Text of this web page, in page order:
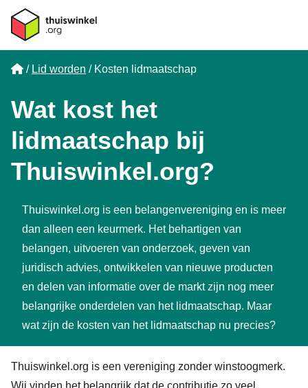
Home
Lid worden Kosten lidmaatschap
Wat kost het
lidmaatschap bij
Thuiswinkel.org?
Thuiswinkel.org is een belangenvereniging en is meer
dan alleen een keurmerk. Het behartigen van
belangen, uitvoeren van onderzoek, geven van
juridisch advies, ontwikkelen van nieuwe producten
en delen van informatie over de markt zijn nog meer
belangrijke onderdelen van het lidmaatschap. Maar
wat zijn de kosten van het lidmaatschap nu precies?
Thuiswinkel.org is een vereniging zonder winstoogmerk.
Wij vinden het belangrijk dat de contributie zo veel